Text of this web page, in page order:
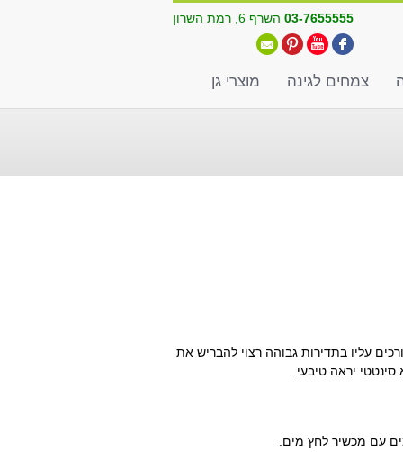
03-7655555 השרף 6, רמת השרון
צמחים לגינה
מוצרי גן
עליו בתדירות גבוהה רצוי להבריש את
יראה טיבעי.
עם מכשיר לחץ מים.